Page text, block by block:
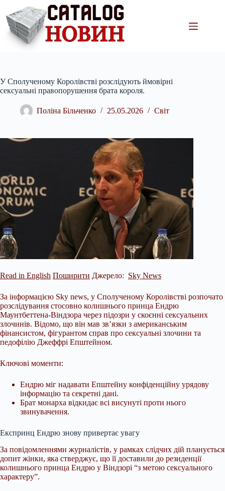
вмісту
У Сполученому Королівстві розслідують ймовірні
сексуальні правопорушення брата короля.
Поліна Більченко 25.05.2026 Світ
Read in English Поширити Джерело: Sky News
За інформацією Sky news, у Сполученому Королівстві розпочато
розслідування стосовно колишнього принца Ендрю
Маунтбеттена-Віндзора через підозри у скоєнні сексуальних
злочинів. Відомо, що він мав зв’язки з американським
фінансистом, фігурантом справ про сексуальні злочини та
педофілію Джеффрі Епштейном.
Ключові моменти:
Ендрю міг надавати Епштейну конфіденційну урядову
інформацію та секретні дані.
Брат монарха відкидає всі висунуті проти нього
звинувачення.
Експринц Ендрю знову привертає увагу
За повідомленнями журналістів, у рамках слідчих дій планується
допит жінки, яка стверджує, що її доставили до резиденції
колишнього принца Ендрю у Віндзорі “з метою сексуального
характеру”.